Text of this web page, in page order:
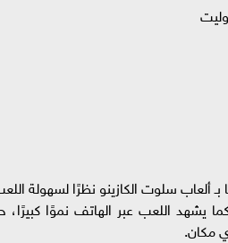
ألعاب سلوت الكازينو نظرًا لسهولة
اللعب عبر الهاتف نموًا كبيرًا،
مكان.